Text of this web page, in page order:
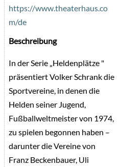
https://www.theaterhaus.co
m/de
Beschreibung
In der Serie „Heldenplätze "
präsentiert Volker Schrank die
Sportvereine, in denen die
Helden seiner Jugend,
Fußballweltmeister von 1974,
zu spielen begonnen haben –
darunter die Vereine von
Franz Beckenbauer, Uli